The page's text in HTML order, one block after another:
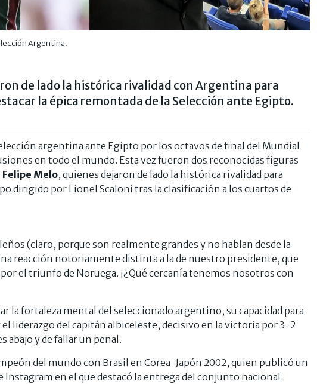
Argentina.
de lado la histórica rivalidad con Argentina para
la épica remontada de la Selección ante Egipto.
argentina ante Egipto por los octavos de final del Mundial
en todo el mundo. Esta vez fueron dos reconocidas figuras
Felipe Melo, quienes dejaron de lado la histórica rivalidad para
dirigido por Lionel Scaloni tras la clasificación a los cuartos de
(claro, porque son realmente grandes y no hablan desde la
reacción notoriamente distinta a la de nuestro presidente, que
el triunfo de Noruega. ¡¿Qué cercanía tenemos nosotros con
la fortaleza mental del seleccionado argentino, su capacidad para
el liderazgo del capitán albiceleste, decisivo en la victoria por 3-2
abajo y de fallar un penal.
del mundo con Brasil en Corea-Japón 2002, quien publicó un
Instagram en el que destacó la entrega del conjunto nacional.